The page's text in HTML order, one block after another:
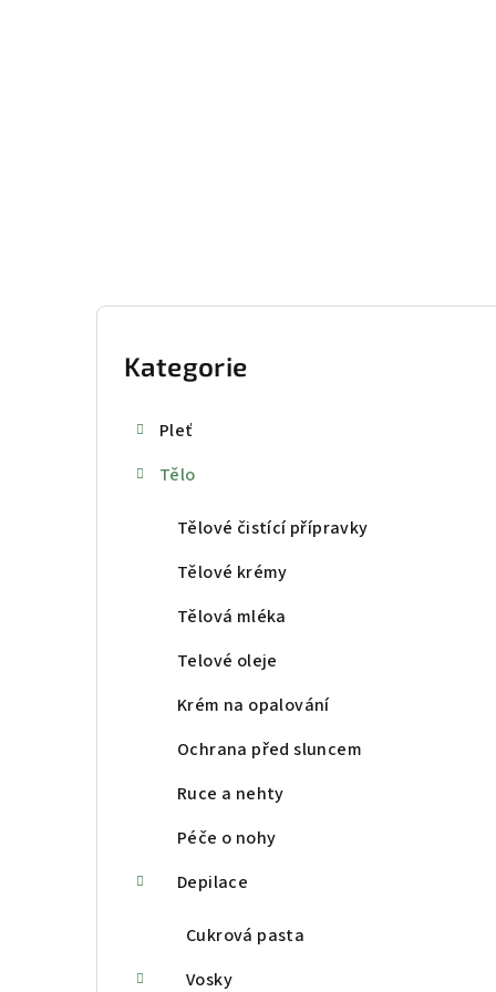
Přeskočit
kategorie
Kategorie
Pleť
Tělo
Tělové čistící přípravky
Tělové krémy
Tělová mléka
Telové oleje
Krém na opalování
Ochrana před sluncem
Ruce a nehty
Péče o nohy
Depilace
Cukrová pasta
Vosky